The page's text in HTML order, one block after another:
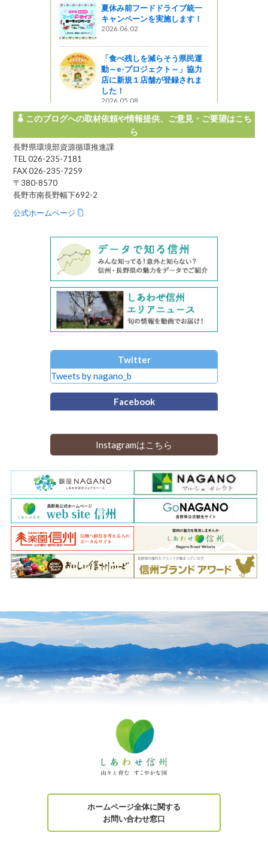
夏休み前フードドライブ統一
キャンペーンを実施します！
2026.06.02
「食べ残しを減らそう県民運
動～e-プロジェクト～」協力
店に新規１店舗が登録されま
した！
2026.05.08
このブログへの取材依頼や情報提供、ご意見・ご要望はこち
ら
長野県環境部資源循環推進課
TEL 026-235-7181
FAX 026-235-7259
〒380-8570
長野市南長野幅下692-2
公式ホームページ
Twitter
Tweets by nagano_b
Facebook
Instagramはこちら
ホームページ全体に関する
お問い合わせ窓口